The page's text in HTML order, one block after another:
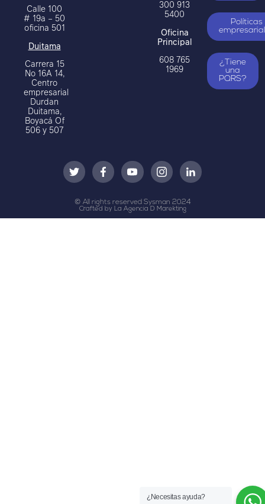
Calle 100
# 19a – 50
oficina 501
Duitama
Carrera 15
No 16A 14,
Centro
empresarial
Durdan
Duitama,
Boyacá Of
506 y 507
300 913
5400
Oficina
Principal
608 765
1969
Políticas
¿Tiene
una
PQRS?
© All rights reserved Sysman 2024
Crafted by La Agencia D Marekting
¿Necesitas ayuda?